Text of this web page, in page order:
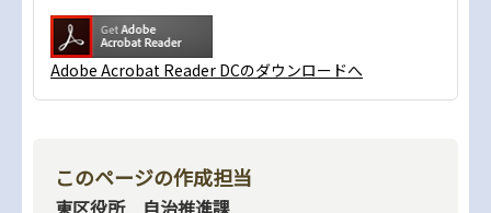
Adobe Acrobat Reader DCのダウンロードへ
このページの作成担当
東区役所 自治推進課